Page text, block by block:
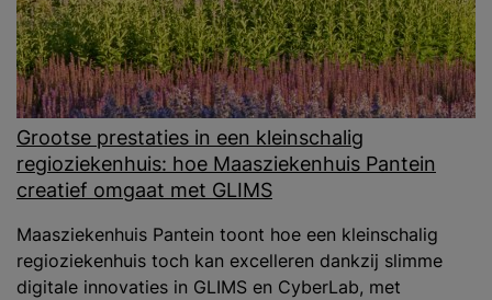
Grootse prestaties in een kleinschalig
regioziekenhuis: hoe Maasziekenhuis Pantein
creatief omgaat met GLIMS
Maasziekenhuis Pantein toont hoe een kleinschalig
regioziekenhuis toch kan excelleren dankzij slimme
digitale innovaties in GLIMS en CyberLab, met